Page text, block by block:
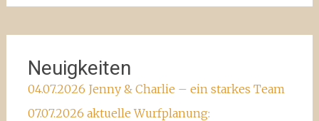
Neuigkeiten
04.07.2026 Jenny & Charlie – ein starkes Team
07.07.2026 aktuelle Wurfplanung: